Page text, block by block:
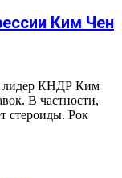
Ким Чен
лидер КНДР Ким
В частности,
стероиды. Рок